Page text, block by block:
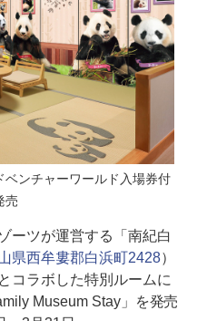
ンチャーワールド入場券付
売
ーツが運営する「南紀白
県西牟婁郡白浜町2428）
コラボした特別ルームに
Museum Stay」を発売